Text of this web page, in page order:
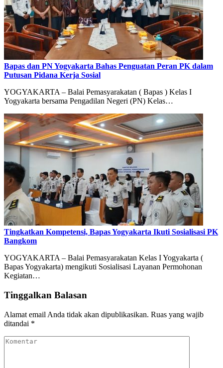
Bapas dan PN Yogyakarta Bahas Penguatan Peran PK dalam
Putusan Pidana Kerja Sosial
YOGYAKARTA – Balai Pemasyarakatan ( Bapas ) Kelas I
Yogyakarta bersama Pengadilan Negeri (PN) Kelas…
Tingkatkan Kompetensi, Bapas Yogyakarta Ikuti Sosialisasi PK
Bangkom
YOGYAKARTA – Balai Pemasyarakatan Kelas I Yogyakarta (
Bapas Yogyakarta) mengikuti Sosialisasi Layanan Permohonan
Kegiatan…
Tinggalkan Balasan
Alamat email Anda tidak akan dipublikasikan. Ruas yang wajib
ditandai *